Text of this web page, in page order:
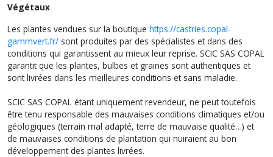
Végétaux
Les plantes vendues sur la boutique https://castries.copal-
gammvert.fr/ sont produites par des spécialistes et dans des
conditions qui garantissent au mieux leur reprise. SCIC SAS COPAL
garantit que les plantes, bulbes et graines sont authentiques et
sont livrées dans les meilleures conditions et sans maladie.
SCIC SAS COPAL étant uniquement revendeur, ne peut toutefois
être tenu responsable des mauvaises conditions climatiques et/ou
géologiques (terrain mal adapté, terre de mauvaise qualité…) et
de mauvaises conditions de plantation qui nuiraient au bon
développement des plantes livrées.